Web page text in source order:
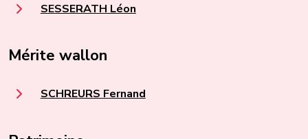
SESSERATH Léon
Mérite wallon
SCHREURS Fernand